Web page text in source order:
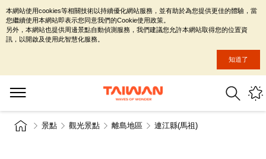
景點 觀光景點 離島地區 連江縣(馬祖)
本網站使用cookies等相關技術以持續優化網站服務，並有助於為您提供更佳的體驗，當
您繼續使用本網站即表示您同意我們的Cookie使用政策。
另外，本網站也提供周邊景點自動偵測服務，我們建議您允許本網站取得您的位置資
訊，以開啟及使用此智慧化服務。
知道了